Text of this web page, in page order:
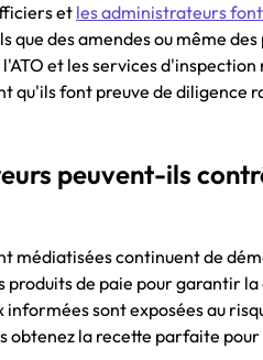
et les administrateurs
que des amendes ou même
et les services
qu'ils font preuve de diligence
peuvent-ils
médiatisées continuent de
produits de paie pour garantir
sont exposées au
obtenez la recette parfaite